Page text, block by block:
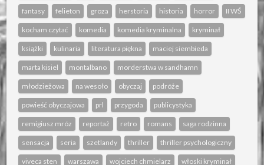
fantasy felieton groza herstoria historia horror II WŚ
kocham czytać komedia komedia kryminalna kryminał
książki kulinaria literatura piękna maciej siembieda
marta kisiel montalbano morderstwa w sandhamn
młodzieżowa na wesoło obyczaj podróże
powieść obyczajowa prl przygoda publicystyka
remigiusz mróz reportaż retro romans saga rodzinna
sensacja seria szetlandy thriller thriller psychologiczny
viveca sten warszawa wojciech chmielarz włoski kryminał